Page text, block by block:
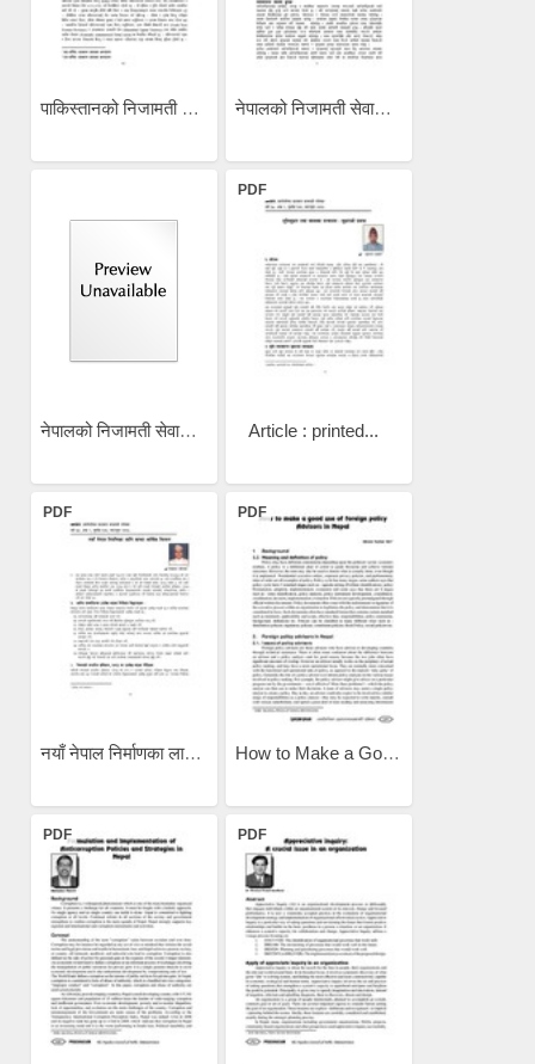
पाकिस्तानको निजामती सेवाः... नेपालको निजामती सेवामा...
नेपालको निजामती सेवामा...
PDF
Article : printed...
PDF
नयाँ नेपाल निर्माणका लागि...
PDF
How to Make a Good Use of...
PDF PDF